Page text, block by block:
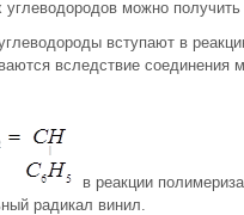
углеводородов можно
вступают в
вследствие соединения
в реакции
радикал винил.